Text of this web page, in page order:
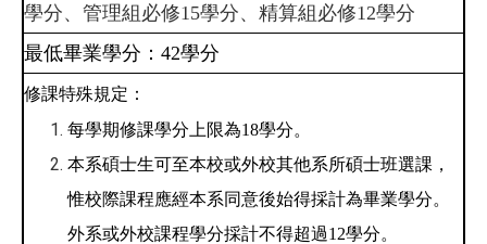
學分、管理組必修15學分、精算組必修12學分
最低畢業學分：42學分
修課特殊規定：
每學期修課學分上限為18學分。
本系碩士生可至本校或外校其他系所碩士班選課，
惟校際課程應經本系同意後始得採計為畢業學分。
外系或外校課程學分採計不得超過12學分。